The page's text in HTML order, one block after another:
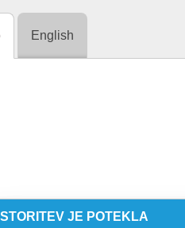
English
STORITEV JE POTEKLA